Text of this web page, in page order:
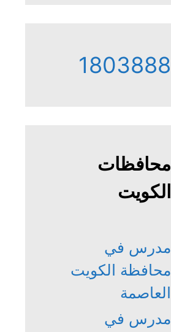
1803888
محافظات
الكويت
مدرس في
محافظة الكويت
العاصمة
مدرس في